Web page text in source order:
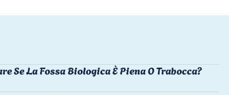
Se La Fossa Biologica È Piena O Trabocca?